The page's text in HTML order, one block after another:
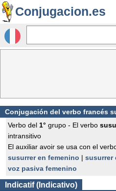
Conjugacion.es
Conjugación del verbo francés
Verbo del 1° grupo - El verbo
intransitivo
El auxiliar avoir se usa con el
susurrer en femenino | susurrer
voz pasiva femenino
Indicatif (Indicativo)